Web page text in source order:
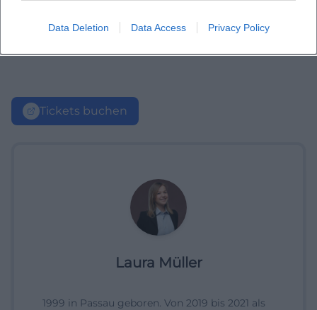
Data Deletion Data Access Privacy Policy
Tickets buchen
Laura Müller
1999 in Passau geboren. Von 2019 bis 2021 als